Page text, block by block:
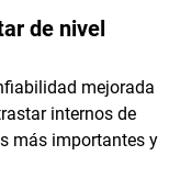
de nivel
mejorada
internos de
más importantes y